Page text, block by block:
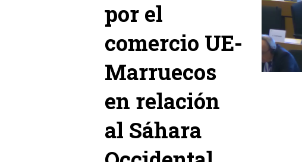
por el
comercio UE-
Marruecos
en relación
al Sáhara